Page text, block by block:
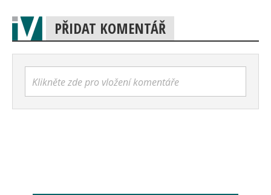
PŘIDAT KOMENTÁŘ
Klikněte zde pro vložení komentáře